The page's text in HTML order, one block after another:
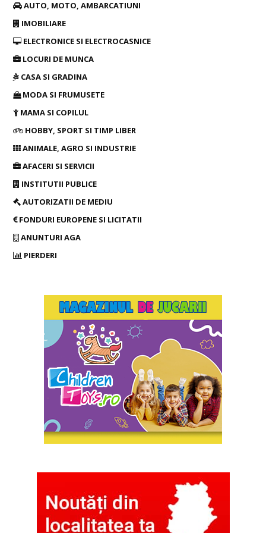
AUTO, MOTO, AMBARCATIUNI
IMOBILIARE
ELECTRONICE SI ELECTROCASNICE
LOCURI DE MUNCA
CASA SI GRADINA
MODA SI FRUMUSETE
MAMA SI COPILUL
HOBBY, SPORT SI TIMP LIBER
ANIMALE, AGRO SI INDUSTRIE
AFACERI SI SERVICII
INSTITUTII PUBLICE
AUTORIZATII DE MEDIU
FONDURI EUROPENE SI LICITATII
ANUNTURI AGA
PIERDERI